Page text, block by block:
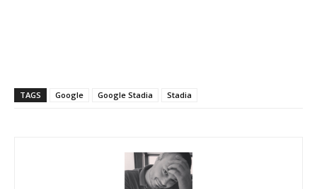
TAGS Google Google Stadia Stadia